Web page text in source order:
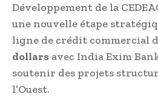
Développement de la
une nouvelle étape
ligne de crédit commercial
dollars avec India Exim
soutenir des projets
l’Ouest.